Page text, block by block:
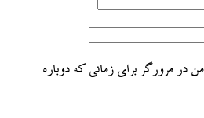
در مرورگر برای زمانی که دوباره